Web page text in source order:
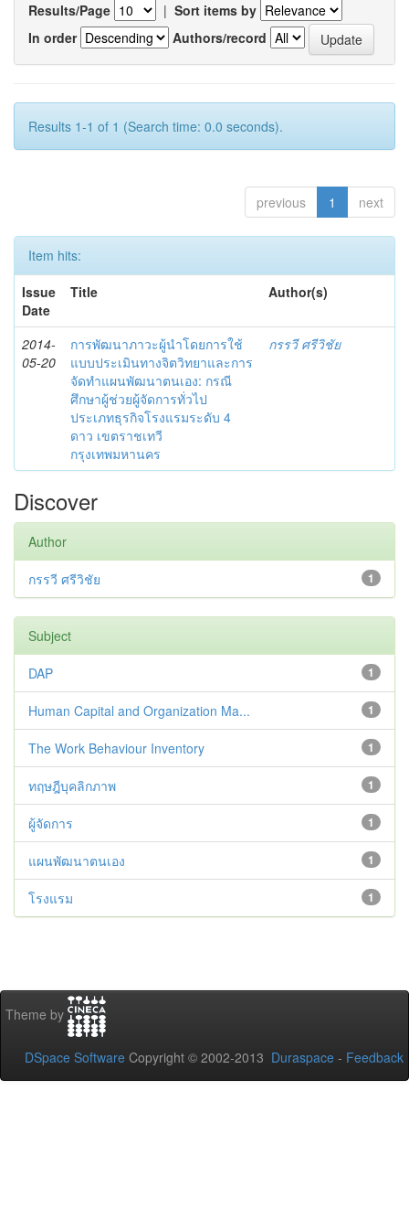
Results/Page | Sort items by
In order
Authors/record
Results 1-1 of 1 (Search time: 0.0 seconds).
previous 1 next
Item hits:
Issue
Date
Title Author(s)
2014-
05-20
การพัฒนาภาวะผู้นำโดยการใช้
แบบประเมินทางจิตวิทยาและการ
จัดทำแผนพัฒนาตนเอง: กรณี
ศึกษาผู้ช่วยผู้จัดการทั่วไป
ประเภทธุรกิจโรงแรมระดับ 4
ดาว เขตราชเทวี
กรุงเทพมหานคร
กรรวี ศรีวิชัย
Discover
Author
1
กรรวี ศรีวิชัย
Subject
1
DAP
1
Human Capital and Organization Ma...
1
The Work Behaviour Inventory
1
ทฤษฎีบุคลิกภาพ
1
ผู้จัดการ
1
แผนพัฒนาตนเอง
1
โรงแรม
Theme by
DSpace Software Copyright © 2002-2013 Duraspace - Feedback